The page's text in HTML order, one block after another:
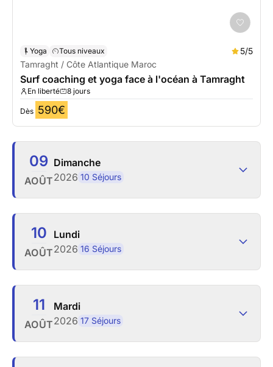
Yoga Tous niveaux
5/5
Tamraght / Côte Atlantique Maroc
Surf coaching et yoga face à l'océan à Tamraght
En liberté 8 jours
Dès 590€
09
AOÛT
Dimanche
2026 10 Séjours
10
AOÛT
Lundi
2026 16 Séjours
11
AOÛT
Mardi
2026 17 Séjours